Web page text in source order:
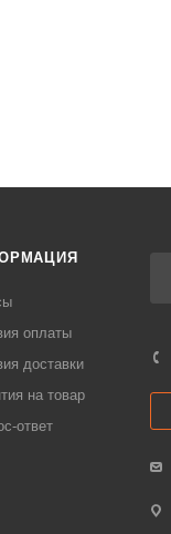
оплаты
доставки
на товар
ответ